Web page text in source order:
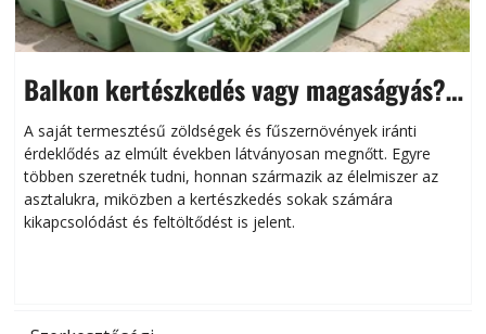
Balkon kertészkedés vagy magaságyás?
Helytakarékos kertészkedés
A saját termesztésű zöldségek és fűszernövények iránti
érdeklődés az elmúlt években látványosan megnőtt. Egyre
többen szeretnék tudni, honnan származik az élelmiszer az
asztalukra, miközben a kertészkedés sokak számára
kikapcsolódást és feltöltődést is jelent.